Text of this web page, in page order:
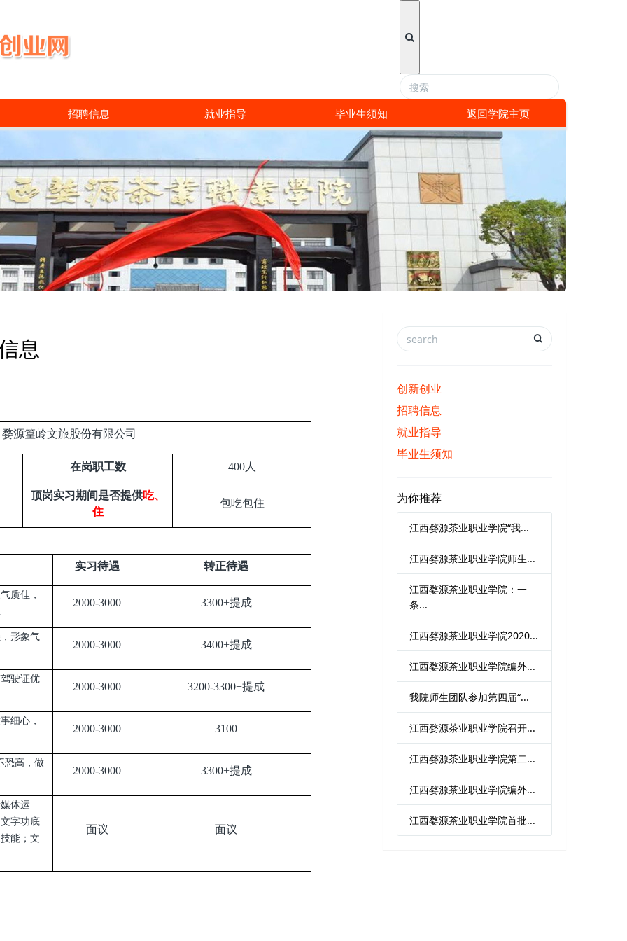
招聘信息 就业指导 毕业生须知 返回学院主页
息
婺源篁岭文旅股份有限公司
在岗职工数 400人
顶岗实习期间是否提供吃、
住
包吃包住
实习待遇 转正待遇
质佳，
2000-3000 3300+提成
形象气
2000-3000 3400+提成
驶证优
2000-3000 3200-3300+提成
细心，
2000-3000 3100
恐高，做
2000-3000 3300+提成
体运
字功底
能；文
面议 面议
创新创业
招聘信息
就业指导
毕业生须知
为你推荐
江西婺源茶业职业学院“我...
江西婺源茶业职业学院师生...
江西婺源茶业职业学院：一
条...
江西婺源茶业职业学院2020...
江西婺源茶业职业学院编外...
我院师生团队参加第四届“...
江西婺源茶业职业学院召开...
江西婺源茶业职业学院第二...
江西婺源茶业职业学院编外...
江西婺源茶业职业学院首批...